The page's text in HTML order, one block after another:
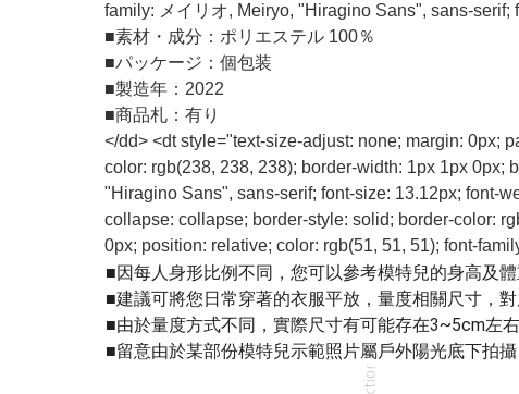
family: メイリオ, Meiryo, "Hiragino Sans", sans-serif;
■素材・成分：ポリエステル 100％
■パッケージ：個包装
■製造年：2022
■商品札：有り
</dd> <dt style="text-size-adjust: none; margin: 0px;
color: rgb(238, 238, 238); border-width: 1px 1px 0px;
"Hiragino Sans", sans-serif; font-size: 13.12px; font-
collapse: collapse; border-style: solid; border-color:
0px; position: relative; color: rgb(51, 51, 51); font-
■因每人身形比例不同，您可以參考模特兒的身高及體
■建議可將您日常穿著的衣服平放，量度相關尺寸，
■由於量度方式不同，實際尺寸有可能存在3~5cm左右
■留意由於某部份模特兒示範照片屬戶外陽光底下拍